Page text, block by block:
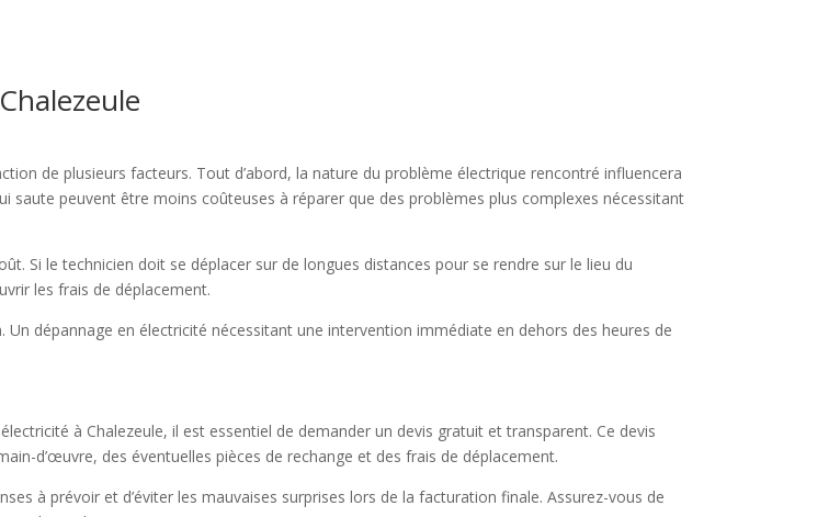
de plusieurs facteurs. Tout d’abord, la nature du problème électrique rencontré influencera
saute peuvent être moins coûteuses à réparer que des problèmes plus complexes nécessitant
Si le technicien doit se déplacer sur de longues distances pour se rendre sur le lieu du
les frais de déplacement.
Un dépannage en électricité nécessitant une intervention immédiate en dehors des heures de
à Chalezeule, il est essentiel de demander un devis gratuit et transparent. Ce devis
d’œuvre, des éventuelles pièces de rechange et des frais de déplacement.
à prévoir et d’éviter les mauvaises surprises lors de la facturation finale. Assurez-vous de